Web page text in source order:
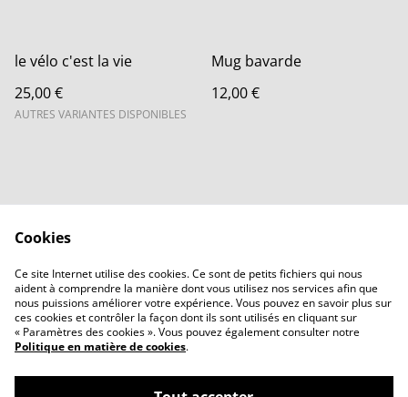
le vélo c'est la vie
25,00 €
AUTRES VARIANTES DISPONIBLES
Mug bavarde
12,00 €
Privacy Policy
Cookie Policy
Accueil
Cookies
Ce site Internet utilise des cookies. Ce sont de petits fichiers qui nous
aident à comprendre la manière dont vous utilisez nos services afin que
nous puissions améliorer votre expérience. Vous pouvez en savoir plus sur
ces cookies et contrôler la façon dont ils sont utilisés en cliquant sur
« Paramètres des cookies ». Vous pouvez également consulter notre
Politique en matière de cookies.